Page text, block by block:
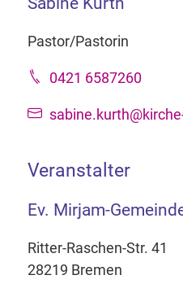
Pastor/Pastorin
0421 6587260
Veranstalter
Ev. Mirjam-
Ritter-Raschen-Str. 41
28219 Bremen